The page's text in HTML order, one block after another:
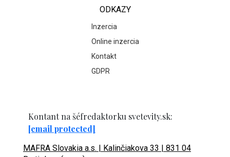
ODKAZY
Inzercia
Online inzercia
Kontakt
GDPR
Kontant na šéfredaktorku svetevity.sk:
[email protected]
MAFRA Slovakia a.s. | Kalinčiakova 33 | 831 04